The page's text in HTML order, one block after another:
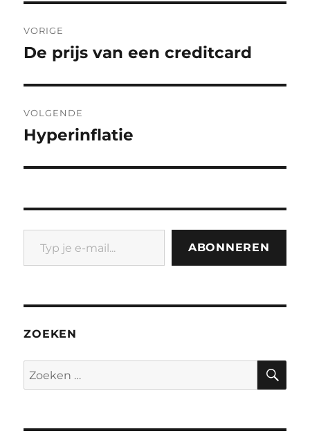
navigatie
VORIGE
Vorig
De prijs van een creditcard
VOLGENDE
Volgend
Hyperinflatie
Typ je e-mail...
ABONNEREN
ZOEKEN
Zoeken
naar: